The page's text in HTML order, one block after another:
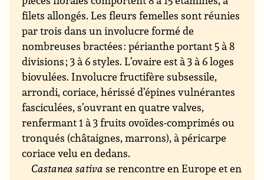
filets allongés. Les fleurs femelles sont réunies
par trois dans un involucre formé de
nombreuses bractées : périanthe portant 5 à 8
divisions ; 3 à 6 styles. L’ovaire est à 3 à 6 loges
biovulées. Involucre fructifère subsessile,
arrondi, coriace, hérissé d’épines vulnérantes
fasciculées, s’ouvrant en quatre valves,
renfermant 1 à 3 fruits ovoïdes-comprimés ou
tronqués (châtaignes, marrons), à péricarpe
coriace velu en dedans.
Castanea sativa se rencontre en Europe et en